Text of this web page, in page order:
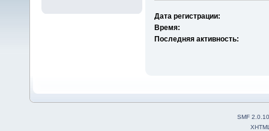
Дата регистрации:
Время:
Последняя активность:
SMF 2.0.10